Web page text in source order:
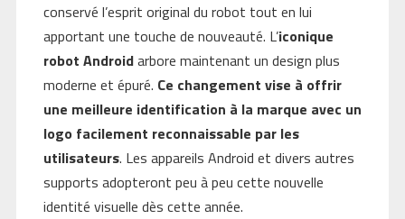
conservé l’esprit original du robot tout en lui
apportant une touche de nouveauté. L’iconique
robot Androidarbore maintenant un design plus
moderne et épuré. Ce changement vise à offrir
une meilleure identification à la marque avec un
logo facilement reconnaissable par les
utilisateurs. Les appareils Android et divers autres
supports adopteront peu à peu cette nouvelle
identité visuelle dès cette année.